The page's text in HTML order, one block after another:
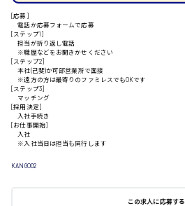
山口県
大竹市
日給制すべて
[応募]
電話か応募フォームで応募
[ステップ1]
担当が折り返し電話
※職歴などをお聞きかせください
[ステップ2]
本社(己斐)か可部営業所で面接
※遠方の方は最寄りのファミレスでもOKです
[ステップ3]
マッチング
[採用決定]
入社手続き
[お仕事開始]
入社
※入社当日は担当も同行します
KANGO02
この求人に応募する